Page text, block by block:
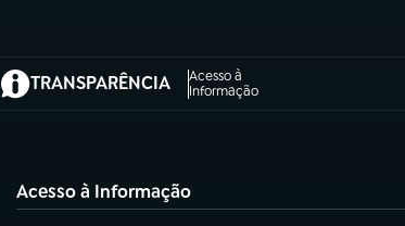
TRANSPARÊNCIA
Acesso à
Informação
(abre em nova aba)
Acesso à Informação